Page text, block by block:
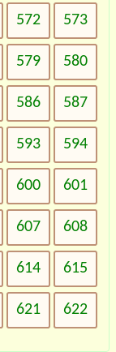
572 573
579 580
586 587
593 594
600 601
607 608
614 615
621 622